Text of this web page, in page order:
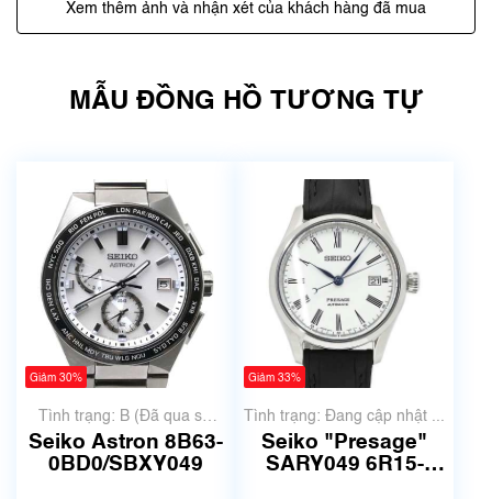
Xem thêm ảnh và nhận xét của khách hàng đã mua
MẪU ĐỒNG HỒ TƯƠNG TỰ
Giảm 30%
Tình trạng: B (Đã qua sử
dụng, hàng đẹp, có chút
xước dăm)
Seiko Astron 8B63-
0BD0/SBXY049
Giảm 33%
Tình trạng: Đang cập nhật ...
Seiko "Presage"
SARY049 6R15-